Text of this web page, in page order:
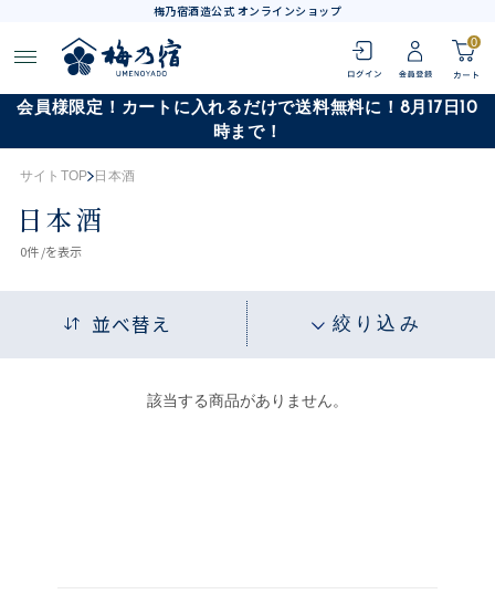
梅乃宿酒造公式 オンラインショップ
0
会員様限定！カートに入れるだけで送料無料に！8月17日10
時まで！
サイトTOP 日本酒
日本酒
0件 /を表示
並べ替え 絞り込み
該当する商品がありません。